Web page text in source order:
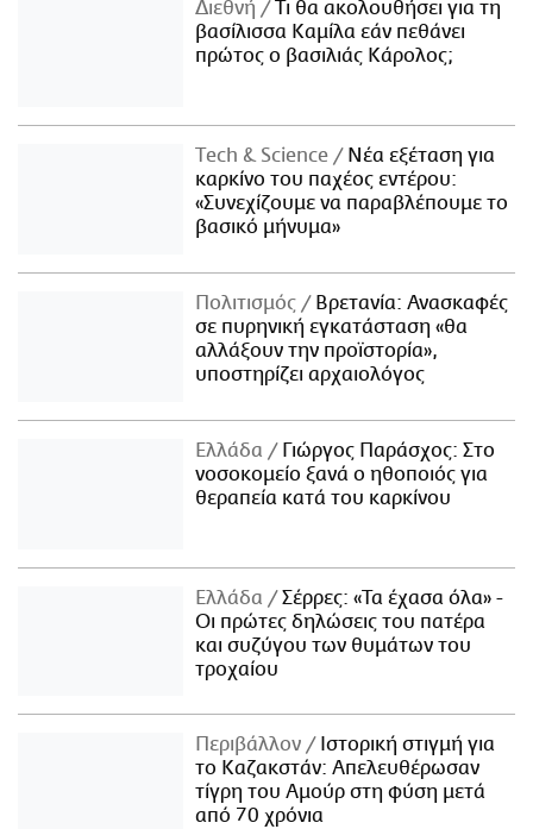
Διεθνή
Τι θα ακολουθήσει για τη
βασίλισσα Καμίλα εάν πεθάνει
πρώτος ο βασιλιάς Κάρολος;
Τech & Science
Νέα εξέταση για
καρκίνο του παχέος εντέρου:
«Συνεχίζουμε να παραβλέπουμε το
βασικό μήνυμα»
Πολιτισμός
Βρετανία: Ανασκαφές
σε πυρηνική εγκατάσταση «θα
αλλάξουν την προϊστορία»,
υποστηρίζει αρχαιολόγος
Ελλάδα
Γιώργος Παράσχος: Στο
νοσοκομείο ξανά ο ηθοποιός για
θεραπεία κατά του καρκίνου
Ελλάδα
Σέρρες: «Τα έχασα όλα» -
Οι πρώτες δηλώσεις του πατέρα
και συζύγου των θυμάτων του
τροχαίου
Περιβάλλον
Ιστορική στιγμή για
το Καζακστάν: Απελευθέρωσαν
τίγρη του Αμούρ στη φύση μετά
από 70 χρόνια